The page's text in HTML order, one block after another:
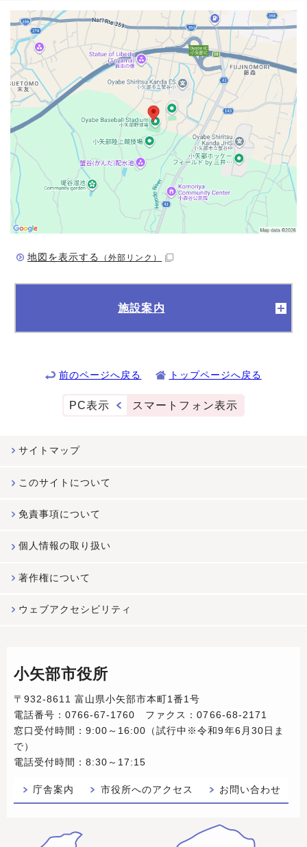
地図を表示する （外部リンク）
施設案内
前のページへ戻る トップページへ戻る
PC表示 スマートフォン表示
サイトマップ
このサイトについて
免責事項について
個人情報の取り扱い
著作権について
ウェブアクセシビリティ
小矢部市役所
〒932-8611 富山県小矢部市本町1番1号
電話番号：0766-67-1760 ファクス：0766-68-2171
窓口受付時間：9:00～16:00（試行中※令和9年6月30日ま
で）
電話受付時間：8:30～17:15
庁舎案内 市役所へのアクセス お問い合わせ